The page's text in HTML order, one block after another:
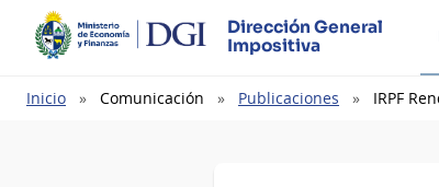
Dirección General
Impositiva
Ruta
Inicio Comunicación Publicaciones IRPF